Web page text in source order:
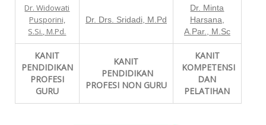
Dr. Widowati
Pusporini,
S.Si., M.Pd.
Dr. Drs. Sridadi, M.Pd
Dr. Minta
Harsana,
A.Par., M.Sc
KANIT
PENDIDIKAN
PROFESI
GURU
KANIT
PENDIDIKAN
PROFESI NON GURU
KANIT
KOMPETENSI
DAN
PELATIHAN